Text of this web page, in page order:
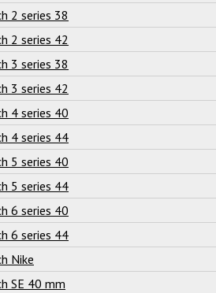
2 series 38
2 series 42
3 series 38
3 series 42
4 series 40
4 series 44
5 series 40
5 series 44
6 series 40
6 series 44
Nike
SE 40 mm